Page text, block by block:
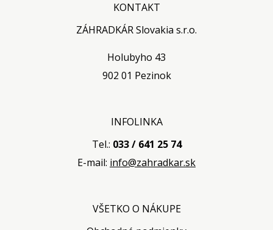
KONTAKT
ZÁHRADKÁR Slovakia s.r.o.
Holubyho 43
902 01 Pezinok
INFOLINKA
Tel.: 033 / 641 25 74
E-mail: info@zahradkar.sk
VŠETKO O NÁKUPE